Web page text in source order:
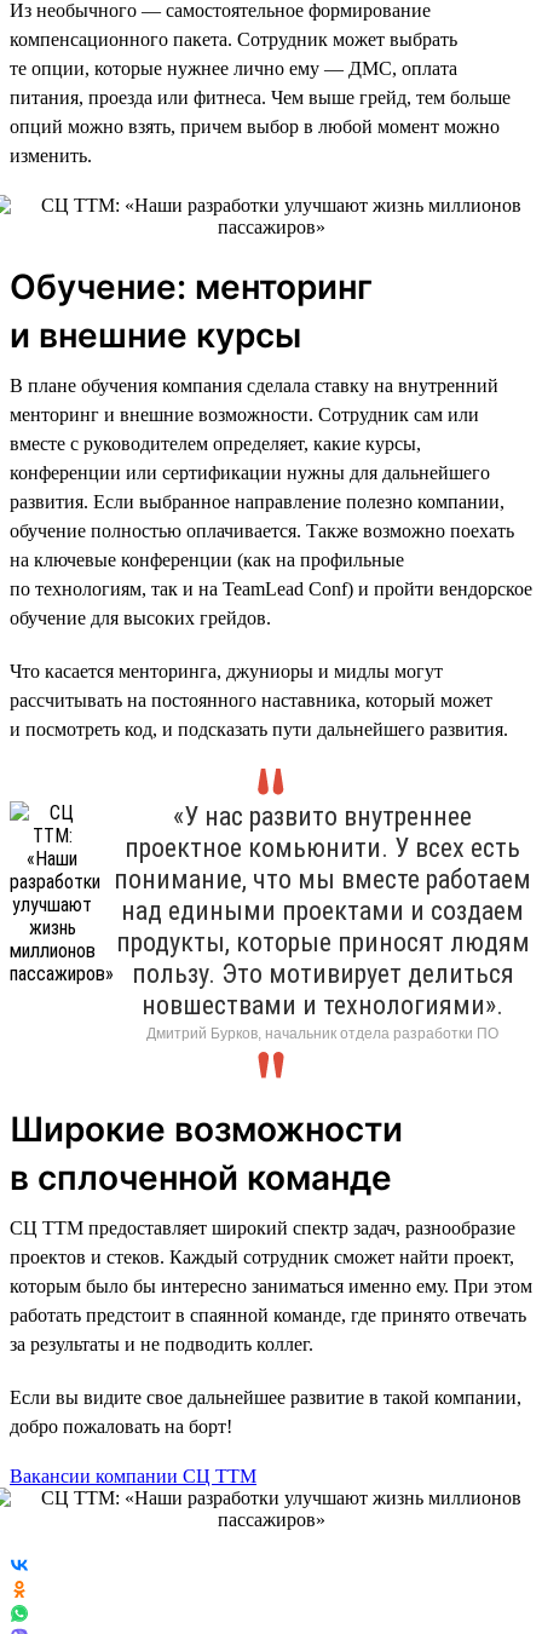
Из необычного — самостоятельное формирование
компенсационного пакета. Сотрудник может выбрать
те опции, которые нужнее лично ему — ДМС, оплата
питания, проезда или фитнеса. Чем выше грейд, тем больше
опций можно взять, причем выбор в любой момент можно
изменить.
Обучение: менторинг
и внешние курсы
В плане обучения компания сделала ставку на внутренний
менторинг и внешние возможности. Сотрудник сам или
вместе с руководителем определяет, какие курсы,
конференции или сертификации нужны для дальнейшего
развития. Если выбранное направление полезно компании,
обучение полностью оплачивается. Также возможно поехать
на ключевые конференции (как на профильные
по технологиям, так и на TeamLead Conf) и пройти вендорское
обучение для высоких грейдов.
Что касается менторинга, джуниоры и мидлы могут
рассчитывать на постоянного наставника, который может
и посмотреть код, и подсказать пути дальнейшего развития.
«У нас развито внутреннее
проектное комьюнити. У всех есть
понимание, что мы вместе работаем
над едиными проектами и создаем
продукты, которые приносят людям
пользу. Это мотивирует делиться
новшествами и технологиями».
Дмитрий Бурков, начальник отдела разработки ПО
Широкие возможности
в сплоченной команде
СЦ ТТМ предоставляет широкий спектр задач, разнообразие
проектов и стеков. Каждый сотрудник сможет найти проект,
которым было бы интересно заниматься именно ему. При этом
работать предстоит в спаянной команде, где принято отвечать
за результаты и не подводить коллег.
Если вы видите свое дальнейшее развитие в такой компании,
добро пожаловать на борт!
Вакансии компании СЦ ТТМ